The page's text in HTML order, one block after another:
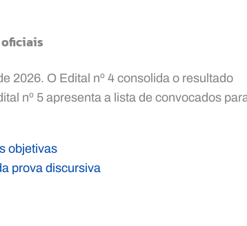
2026. O Edital nº 4 consolida o resultado
nº 5 apresenta a lista de convocados
objetivas
prova discursiva